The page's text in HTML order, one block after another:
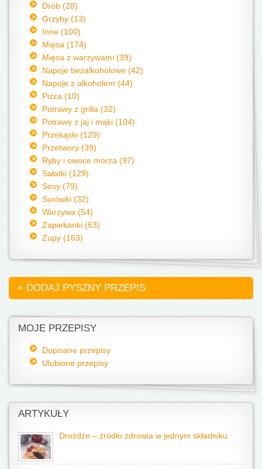
Drób (28)
Grzyby (13)
Inne (100)
Mięsa (174)
Mięsa z warzywami (39)
Napoje bezalkoholowe (42)
Napoje z alkoholem (44)
Pizza (10)
Potrawy z grilla (32)
Potrawy z jaj i mąki (104)
Przekąski (129)
Przetwory (39)
Ryby i owoce morza (97)
Sałatki (129)
Sosy (79)
Surówki (32)
Warzywa (54)
Zapiekanki (63)
Zupy (163)
+ DODAJ PYSZNY PRZEPIS
MOJE PRZEPISY
Dopisane przepisy
Ulubione przepisy
ARTYKUŁY
Drożdże – źródło zdrowia w jednym składniku